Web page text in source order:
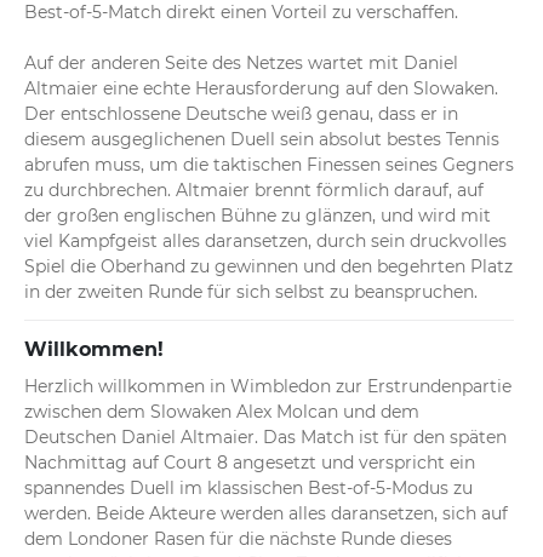
Best-of-5-Match direkt einen Vorteil zu verschaffen.
Auf der anderen Seite des Netzes wartet mit Daniel
Altmaier eine echte Herausforderung auf den Slowaken.
Der entschlossene Deutsche weiß genau, dass er in
diesem ausgeglichenen Duell sein absolut bestes Tennis
abrufen muss, um die taktischen Finessen seines Gegners
zu durchbrechen. Altmaier brennt förmlich darauf, auf
der großen englischen Bühne zu glänzen, und wird mit
viel Kampfgeist alles daransetzen, durch sein druckvolles
Spiel die Oberhand zu gewinnen und den begehrten Platz
in der zweiten Runde für sich selbst zu beanspruchen.
Willkommen!
Herzlich willkommen in Wimbledon zur Erstrundenpartie
zwischen dem Slowaken Alex Molcan und dem
Deutschen Daniel Altmaier. Das Match ist für den späten
Nachmittag auf Court 8 angesetzt und verspricht ein
spannendes Duell im klassischen Best-of-5-Modus zu
werden. Beide Akteure werden alles daransetzen, sich auf
dem Londoner Rasen für die nächste Runde dieses